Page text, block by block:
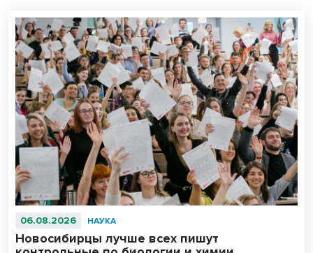
06.08.2026 НАУКА
Новосибирцы лучше всех пишут